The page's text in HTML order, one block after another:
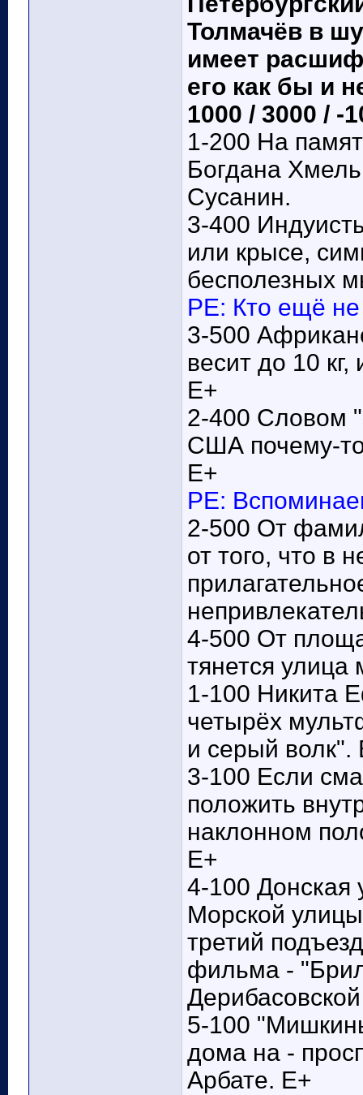
Толмачёв в
имеет
его как бы и
1000 / 3000 / -
1-200 На
Богдана
Сусанин.
3-400
или крысе,
бесполезных
РЕ: Кто ещё не
3-500
весит до 10
Е+
2-400 Словом
США почему-
Е+
РЕ:
2-500 От
от того, что в
4-500 От
тянется
1-100 Никита
четырёх
и серый волк".
3-100 Если
положить
наклонном
Е+
4-100 Донская
Морской
третий
фильма -
5-100
дома на -
Арбате. Е+